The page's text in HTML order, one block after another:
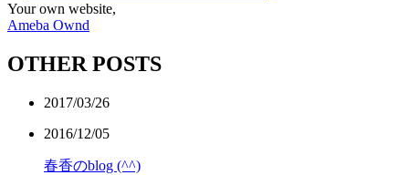
Your own website,
Ameba Ownd
OTHER POSTS
2017/03/26
2016/12/05
春香のblog (^^)